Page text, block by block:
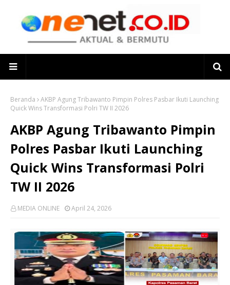
Beranda
AKBP Agung Tribawanto Pimpin Polres Pasbar Ikuti Launching
Quick Wins Transformasi Polri TW II 2026
AKBP Agung Tribawanto Pimpin
Polres Pasbar Ikuti Launching
Quick Wins Transformasi Polri
TW II 2026
MEDIA ONLINE April 24, 2026